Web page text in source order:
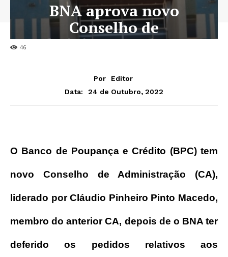
46
BNA aprova novo
Conselho de
Administração do BPC
Por
Editor
Data:
24 de Outubro, 2022
O Banco de Poupança e Crédito (BPC) tem
novo Conselho de Administração (CA),
liderado por Cláudio Pinheiro Pinto Macedo,
membro do anterior CA, depois de o BNA ter
deferido os pedidos relativos aos